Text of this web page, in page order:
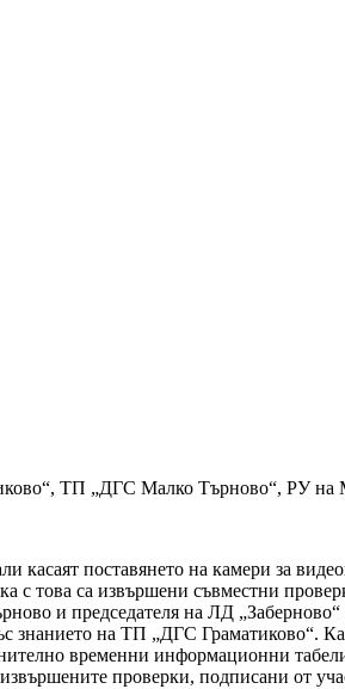
ТП „ДГС Малко Търново“, РУ
касаят поставянето на камери за
с това са извършени съвместни
и председателя на ЛД „Заберново“
знанието на ТП „ДГС Граматиково“.
временни информационни
проверки, подписани от